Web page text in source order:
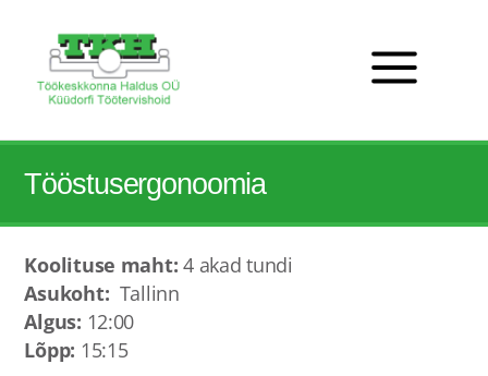
Tööstusergonoomia
Koolituse maht: 4 akad tundi
Asukoht: Tallinn
Algus: 12:00
Lõpp: 15:15